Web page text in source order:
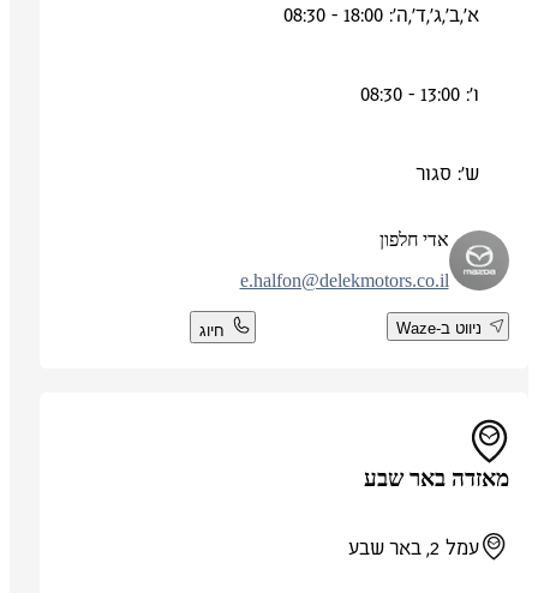
א',ב',ג',ד',ה': 18:00 - 08:30
ש': סגור
אדי חלפון
e.halfon@delekmotors.co.il
ניווט ב-Waze חיוג
מאזדה באר שבע
עמל 2, באר שבע